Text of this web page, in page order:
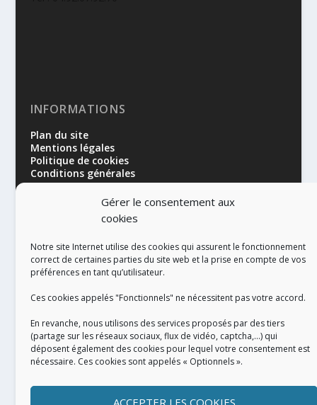
Gérer le consentement aux
cookies
Notre site Internet utilise des cookies qui assurent le fonctionnement
correct de certaines parties du site web et la prise en compte de vos
préférences en tant qu’utilisateur.
Ces cookies appelés "Fonctionnels" ne nécessitent pas votre accord.
En revanche, nous utilisons des services proposés par des tiers
(partage sur les réseaux sociaux, flux de vidéo, captcha,...) qui
déposent également des cookies pour lequel votre consentement est
nécessaire. Ces cookies sont appelés « Optionnels ».
ACCEPTER LES COOKIES
INFORMATIONS
Plan du site
Mentions légales
Politique de cookies
Conditions générales